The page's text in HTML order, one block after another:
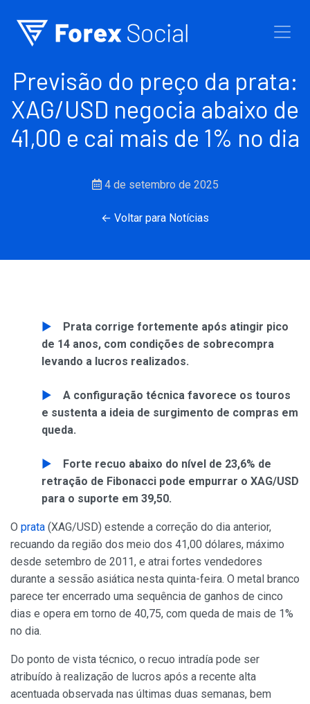
Previsão do preço da prata:
XAG/USD negocia abaixo de
41,00 e cai mais de 1% no dia
4 de setembro de 2025
← Voltar para Notícias
Prata corrige fortemente após atingir pico
de 14 anos, com condições de sobrecompra
levando a lucros realizados.
A configuração técnica favorece os touros
e sustenta a ideia de surgimento de compras em
queda.
Forte recuo abaixo do nível de 23,6% de
retração de Fibonacci pode empurrar o XAG/USD
para o suporte em 39,50.
O prata (XAG/USD) estende a correção do dia anterior,
recuando da região dos meio dos 41,00 dólares, máximo
desde setembro de 2011, e atrai fortes vendedores
durante a sessão asiática nesta quinta-feira. O metal branco
parece ter encerrado uma sequência de ganhos de cinco
dias e opera em torno de 40,75, com queda de mais de 1%
no dia.
Do ponto de vista técnico, o recuo intradía pode ser
atribuído à realização de lucros após a recente alta
acentuada observada nas últimas duas semanas, bem